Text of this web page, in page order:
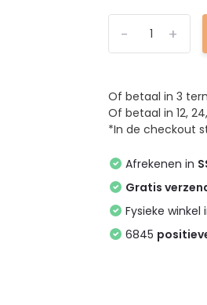
+
-
Of betaal in 3
Of betaal in 12,
*In de checkout
Afrekenen in
Gratis
Fysieke winkel
6845